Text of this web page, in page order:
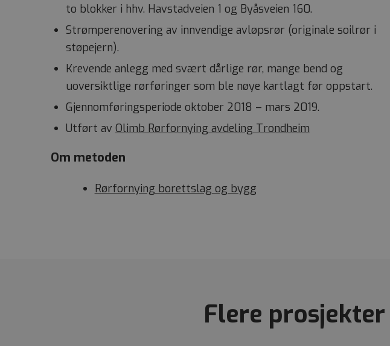
to blokker i hhv. Havstadveien 1 og Byåsveien 160.
Strømperenovering av innvendige avløpsrør (originale soilrør i
støpejern).
Krevende anlegg med svært dårlige rør, mange bend og
uoversiktlige rørføringer som ble nøye kartlagt før oppstart.
Gjennomføringsperiode oktober 2018 – mars 2019.
Utført av Olimb Rørfornying avdeling Trondheim
Om metoden
Rørfornying borettslag og bygg
Flere